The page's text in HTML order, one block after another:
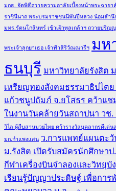
มกธ. จัดพิธีถวายความอาลัยเบื้องหน้าพระฉาย
ราชินีนาถ พระบรมราชชนนีพันปีหลวง น้อมสำ
มทร.รัตนโกสินทร์ เข้าเฝ้าทูลเกล้าฯ ถวายป
พระเจ้าลูกยาเธอ เจ้าฟ้าสิริวัณณวรีฯ มห
ธนบุรี มหาวิทยาลัยรังสิต
เหรียญทองสังคมธรรมาธิปไต
แก้วชนูปถัมภ์ จ.ยโสธร คว้าแช
ในงานวันคล้ายวันสถาปนา วช.
วิไล ผู้สืบสานมวยไทย คว้ารางวัลบุคลากรดีเด่น
มก.กำแพงแสน ว.การแพทย์แผนตะ
ม.รังสิต เปิดรับสมัครนักศึกษา
กีฬาเครื่องบินจำลองและวิทยุบั
เรียนรู้ปัญญาประดิษฐ์ เพื่อกา